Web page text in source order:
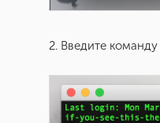
2. Введите команду